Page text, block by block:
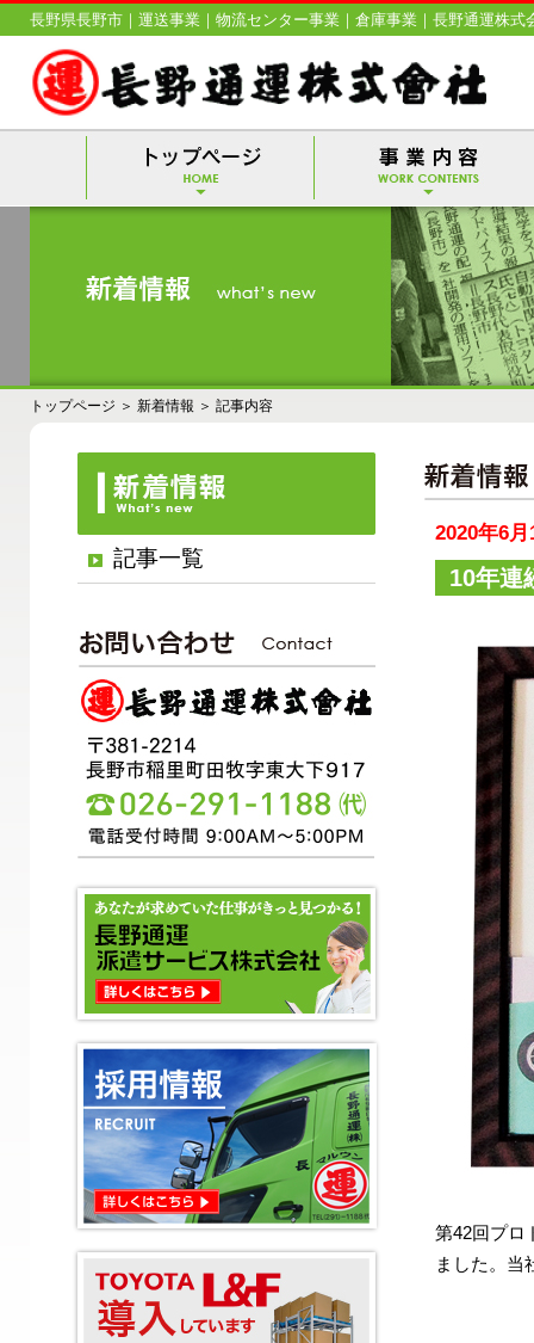
長野県長野市｜運送事業｜物流センター事業｜倉庫事業｜長野通運株式
トップページ ＞ 新着情報 ＞ 記事内容
記事一覧
2020年6月
10年連
第42回プロ
ました。当